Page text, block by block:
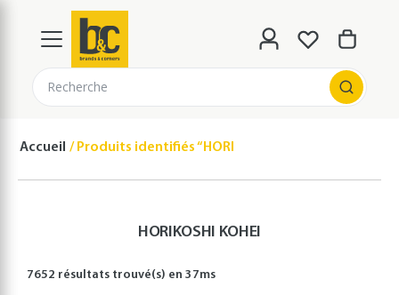
Recherche
Accueil Produits identifiés “HORIKOSHI KOHEI”
HORIKOSHI KOHEI
7652 résultats trouvé(s) en37ms